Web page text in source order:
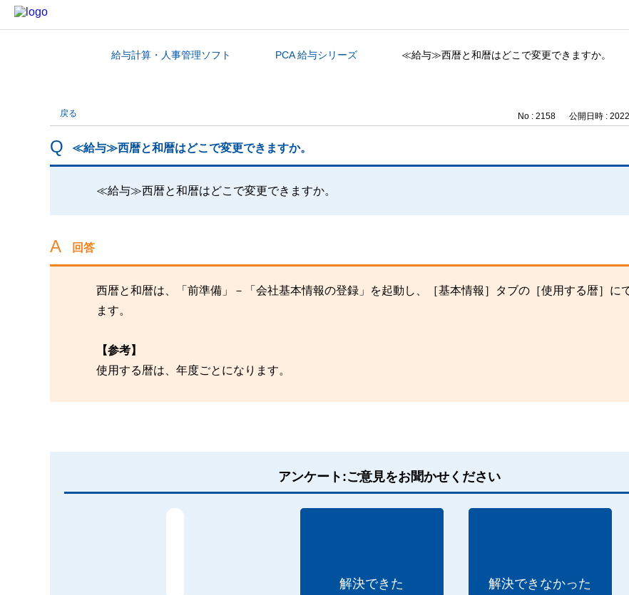
カテゴリから探す給与計算・人事管理ソフト PCA 給与シリーズ ≪給与≫西暦と和暦はどこで変更できますか。
戻る No : 2158 公開日時 :
≪給与≫西暦と和暦はどこで変更できますか。
≪給与≫西暦と和暦はどこで変更できますか。
回答
西暦と和暦は、「前準備」－「会社基本情報の登録」を起動し、［基本情報］タブの［使用する暦］に
ます。
【参考】
使用する暦は、年度ごとになります。
アンケート:ご意見をお聞かせください
解決できた 解決できなかった